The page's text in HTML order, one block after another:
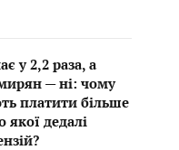
у 2,2 раза, а
— ні: чому
платити більше
якої дедалі